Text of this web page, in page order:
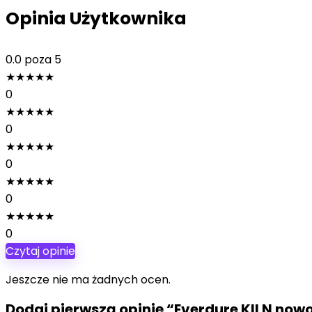
Opinia Użytkownika
0.0 poza 5
★★★★★
0
★★★★★
0
★★★★★
0
★★★★★
0
★★★★★
0
Czytaj opinie
Jeszcze nie ma żadnych ocen.